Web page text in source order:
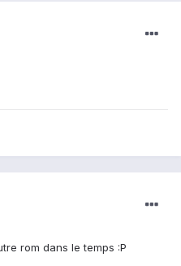
rom dans le temps :P